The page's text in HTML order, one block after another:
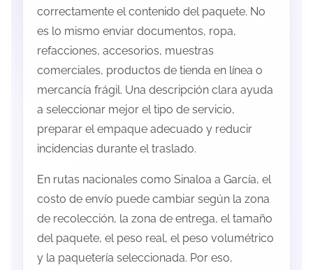
correctamente el contenido del paquete. No
es lo mismo enviar documentos, ropa,
refacciones, accesorios, muestras
comerciales, productos de tienda en línea o
mercancía frágil. Una descripción clara ayuda
a seleccionar mejor el tipo de servicio,
preparar el empaque adecuado y reducir
incidencias durante el traslado.
En rutas nacionales como Sinaloa a García, el
costo de envío puede cambiar según la zona
de recolección, la zona de entrega, el tamaño
del paquete, el peso real, el peso volumétrico
y la paquetería seleccionada. Por eso,